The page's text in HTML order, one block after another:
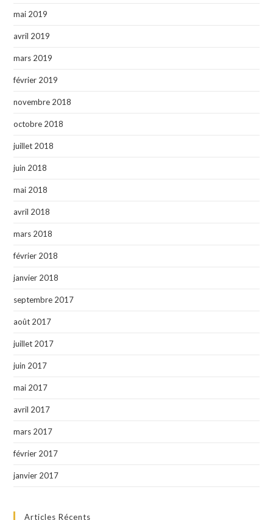
mai 2019
avril 2019
mars 2019
février 2019
novembre 2018
octobre 2018
juillet 2018
juin 2018
mai 2018
avril 2018
mars 2018
février 2018
janvier 2018
septembre 2017
août 2017
juillet 2017
juin 2017
mai 2017
avril 2017
mars 2017
février 2017
janvier 2017
Articles Récents